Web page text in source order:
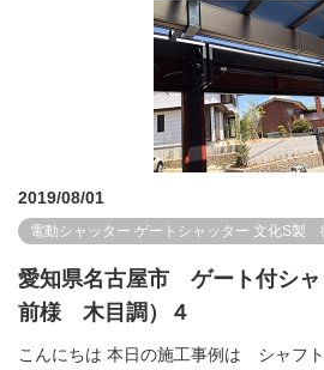
2019/08/01
電動シャッター ゲートシャッター 文化S製
愛知県名古屋市 ゲート付シャ
前様 木目調）４
こんにちは 本日の施工事例は シャフ